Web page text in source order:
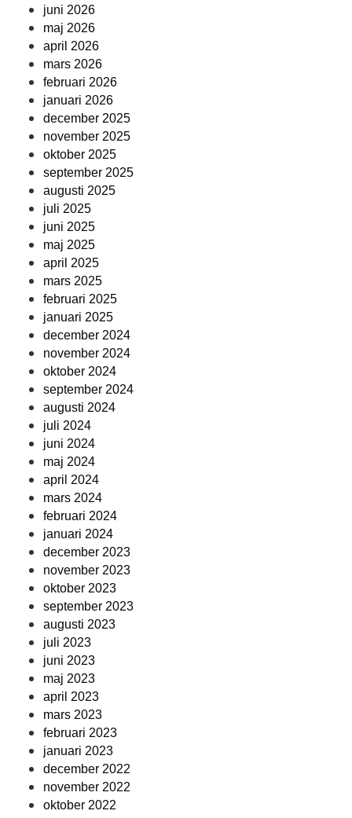
juni 2026
maj 2026
april 2026
mars 2026
februari 2026
januari 2026
december 2025
november 2025
oktober 2025
september 2025
augusti 2025
juli 2025
juni 2025
maj 2025
april 2025
mars 2025
februari 2025
januari 2025
december 2024
november 2024
oktober 2024
september 2024
augusti 2024
juli 2024
juni 2024
maj 2024
april 2024
mars 2024
februari 2024
januari 2024
december 2023
november 2023
oktober 2023
september 2023
augusti 2023
juli 2023
juni 2023
maj 2023
april 2023
mars 2023
februari 2023
januari 2023
december 2022
november 2022
oktober 2022